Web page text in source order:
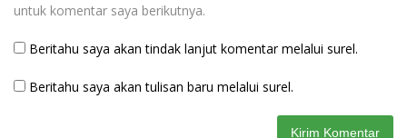
untuk komentar saya berikutnya.
Beritahu saya akan tindak lanjut komentar melalui surel.
Beritahu saya akan tulisan baru melalui surel.